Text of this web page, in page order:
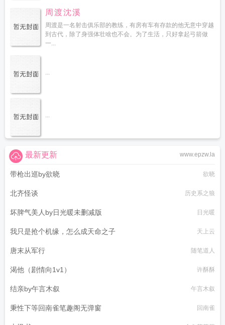
周渡沈溪
周渡是一名射击俱乐部的教练，有房有车有存款的他无意中穿越
到古代，除了身强体壮啥也不会。为了生活，只好拿起弓箭做
一...
...
...
www.epzw.la
最新更新
带枪出巡by欲晓 欲晓
北齐怪谈 历史系之狼
坏脾气美人by日光暖未删减版 日光暖
我只是抢个机缘，怎么成天命之子 天上云
唐末从军行 随笔道人
渴他（剧情向1v1） 许酥酥
结亲by午言木叙 午言木叙
秉性下等回南雀笔趣阁无弹窗 回南雀